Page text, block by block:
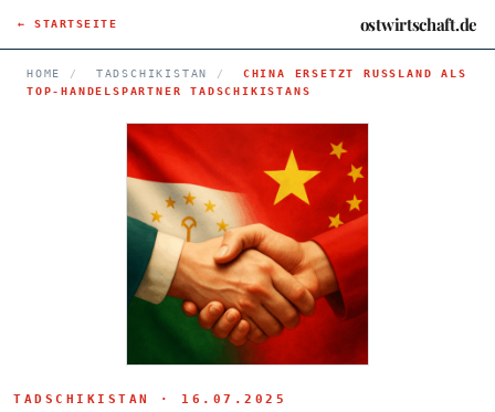
← STARTSEITE ostwirtschaft.de
HOME / TADSCHIKISTAN /
CHINA ERSETZT RUSSLAND ALS
TOP-HANDELSPARTNER TADSCHIKISTANS
TADSCHIKISTAN · 16.07.2025